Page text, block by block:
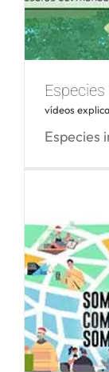
vídeos
Especies